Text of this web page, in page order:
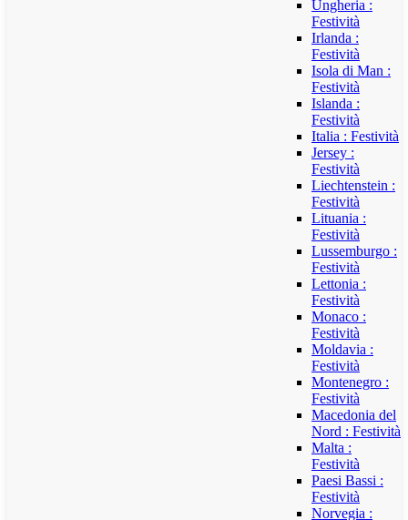
Ungheria :
Festività
Irlanda :
Festività
Isola di Man :
Festività
Islanda :
Festività
Italia : Festività
Jersey :
Festività
Liechtenstein :
Festività
Lituania :
Festività
Lussemburgo :
Festività
Lettonia :
Festività
Monaco :
Festività
Moldavia :
Festività
Montenegro :
Festività
Macedonia del
Nord : Festività
Malta :
Festività
Paesi Bassi :
Festività
Norvegia :